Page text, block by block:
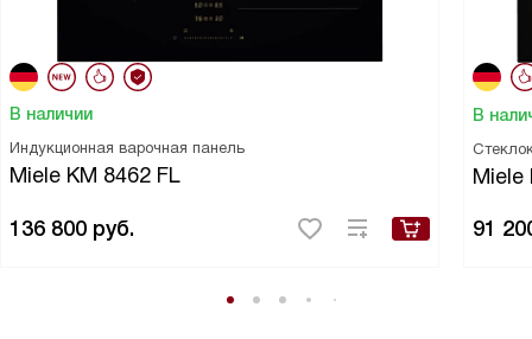
В наличии
Индукционная варочная панель
Miele KM 8462 FL
136 800 руб.
В
Miele
91